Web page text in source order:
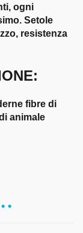
ogni
Setole
resistenza
fibre di
animale
•